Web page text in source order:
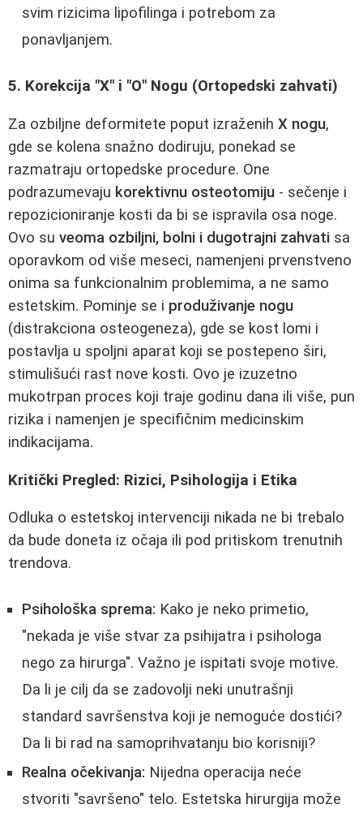
svim rizicima lipofilinga i potrebom za
ponavljanjem.
5. Korekcija "X" i "O" Nogu (Ortopedski zahvati)
Za ozbiljne deformitete poput izraženih X nogu,
gde se kolena snažno dodiruju, ponekad se
razmatraju ortopedske procedure. One
podrazumevaju korektivnu osteotomiju - sečenje i
repozicioniranje kosti da bi se ispravila osa noge.
Ovo su veoma ozbiljni, bolni i dugotrajni zahvati sa
oporavkom od više meseci, namenjeni prvenstveno
onima sa funkcionalnim problemima, a ne samo
estetskim. Pominje se i produživanje nogu
(distrakciona osteogeneza), gde se kost lomi i
postavlja u spoljni aparat koji se postepeno širi,
stimulišući rast nove kosti. Ovo je izuzetno
mukotrpan proces koji traje godinu dana ili više, pun
rizika i namenjen je specifičnim medicinskim
indikacijama.
Kritički Pregled: Rizici, Psihologija i Etika
Odluka o estetskoj intervenciji nikada ne bi trebalo
da bude doneta iz očaja ili pod pritiskom trenutnih
trendova.
Psihološka sprema: Kako je neko primetio,
"nekada je više stvar za psihijatra i psihologa
nego za hirurga". Važno je ispitati svoje motive.
Da li je cilj da se zadovolji neki unutrašnji
standard savršenstva koji je nemoguće dostići?
Da li bi rad na samoprihvatanju bio korisniji?
Realna očekivanja: Nijedna operacija neće
stvoriti "savršeno" telo. Estetska hirurgija može